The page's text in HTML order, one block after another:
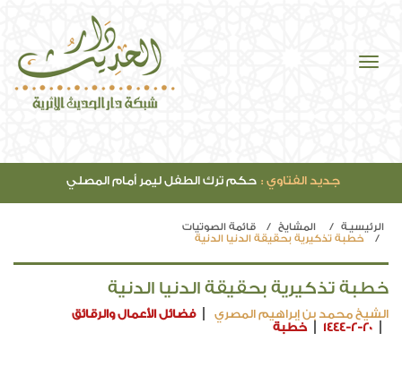
جديد الفتاوي : حكم ترك الطفل ليمر أمام المصلي
الرئيسيـة المشايخ
قائمة الصوتيات
خطبة تذكيرية بحقيقة الدنيا الدنية
خطبة تذكيرية بحقيقة الدنيا الدنية
الشيخ محمد بن إبراهيم المصري
فضائل الأعمال والرقائق
1444-2-20
خطبة